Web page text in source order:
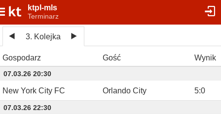
ktpl-mls
Terminarz
3. Kolejka
Gospodarz Gość Wynik
07.03.26 20:30
New York City FC Orlando City 5:0
07.03.26 22:30